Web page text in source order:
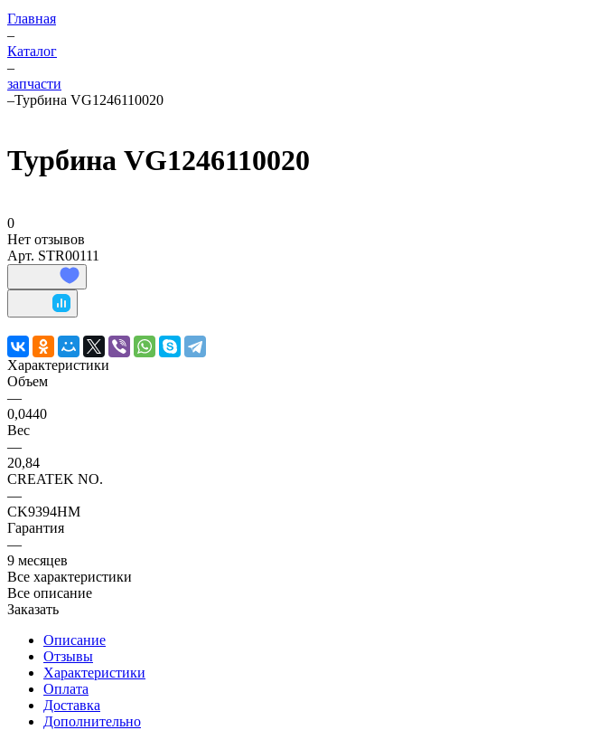
Главная
–
Каталог
–
запчасти
–Турбина VG1246110020
Турбина VG1246110020
0
Нет отзывов
Арт. STR00111
Характеристики
Объем
—
0,0440
Вес
—
20,84
CREATEK NO.
—
CK9394HM
Гарантия
—
9 месяцев
Все характеристики
Все описание
Заказать
Описание
Отзывы
Характеристики
Оплата
Доставка
Дополнительно